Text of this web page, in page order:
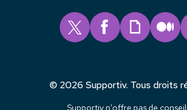
© 2026 Supportiv. Tous droits